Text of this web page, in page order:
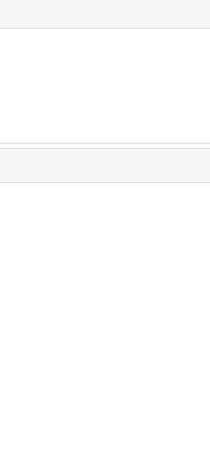
€ 119,90